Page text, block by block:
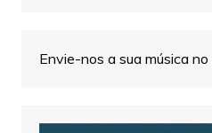
Envie-nos a sua música